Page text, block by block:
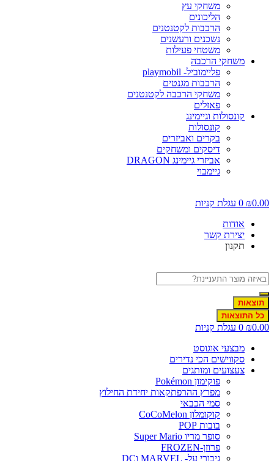
משחקי עץ
הליכונים
הרכבות לקטנטנים
נשכנים ורעשנים
משטחי פעילות
משחקי הרכבה
פליימוביל- playmobil
הרכבות מגנטים
משחקי הרכבה לקטנטנים
פאזלים
קונסולות וגיימינג
קונסולות
בקרים ואביזרים
דיסקים ומשחקים
אביזרי גיימינג DRAGON
גיימבוי
₪
0 עגלת קניות
אודות
יצירת קשר
תקנון
תוצאות
כל התוצאות
₪
0 עגלת קניות
מבצעי אוגוסט
סקווישים הכי נדירים
צעצועים ומותגים
פוקימון Pokémon
מפרץ ההרפתקאות יחידת החילוץ
סמי הכבאי
קוקומלון CoCoMelon
בובות POP
סופר מריו Super Mario
פרוזן-FROZEN
גיבורי על- MARVEL וDC